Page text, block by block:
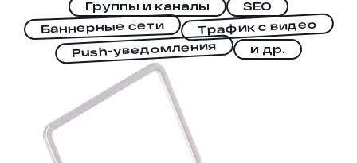
Группы и каналы SEO
Баннерные сети Трафик с видео
Push-уведомления и др.